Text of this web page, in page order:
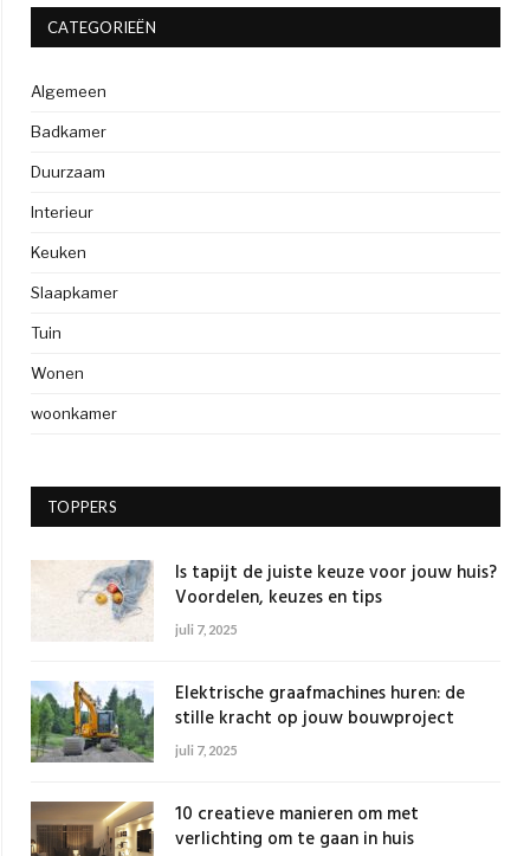
CATEGORIEËN
Algemeen
Badkamer
Duurzaam
Interieur
Keuken
Slaapkamer
Tuin
Wonen
woonkamer
TOPPERS
Is tapijt de juiste keuze voor jouw huis?
Voordelen, keuzes en tips
juli 7, 2025
Elektrische graafmachines huren: de
stille kracht op jouw bouwproject
juli 7, 2025
10 creatieve manieren om met
verlichting om te gaan in huis